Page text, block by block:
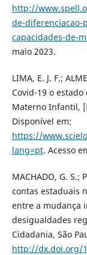
http://
de-diferenciacao-
capacidades-de-
maio 2023.
LIMA, E. J. F.;
Covid-19 o
Materno Infantil,
Disponível em:
https://
lang=pt. Acesso
MACHADO, G. S.;
contas estaduais
entre a mudança
desigualdades
Cidadania, São
http://dx.doi.org/